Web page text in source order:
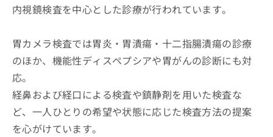
内視鏡検査を中心とした診療が行われています。
胃カメラ検査では胃炎・胃潰瘍・十二指腸潰瘍の診療
のほか、機能性ディスペプシアや胃がんの診断にも対
応。
経鼻および経口による検査や鎮静剤を用いた検査な
ど、一人ひとりの希望や状態に応じた検査方法の提案
を心がけています。